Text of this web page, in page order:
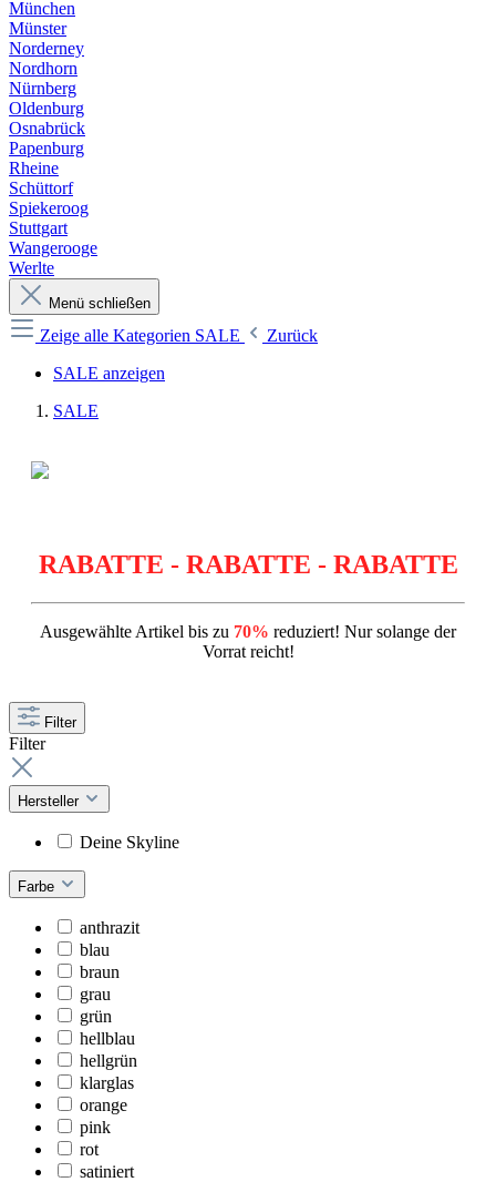
München
Münster
Norderney
Nordhorn
Nürnberg
Oldenburg
Osnabrück
Papenburg
Rheine
Schüttorf
Spiekeroog
Stuttgart
Wangerooge
Werlte
Menü schließen
Zeige alle Kategorien SALE
Zurück
SALE anzeigen
SALE
RABATTE - RABATTE - RABATTE
Ausgewählte Artikel bis zu 70% reduziert! Nur solange der
Vorrat reicht!
Filter
Filter
Hersteller
Deine Skyline
Farbe
anthrazit
blau
braun
grau
grün
hellblau
hellgrün
klarglas
orange
pink
rot
satiniert